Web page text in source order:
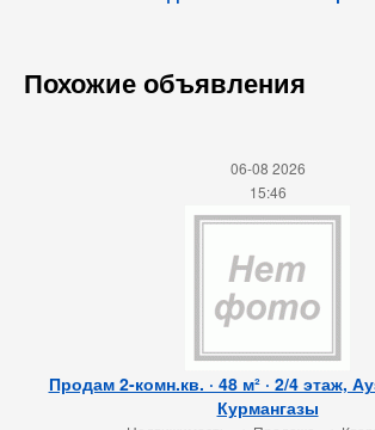
Похожие объявления
06-08 2026
15:46
Продам 2-комн.кв. · 48 м² · 2/4 этаж,
Курмангазы